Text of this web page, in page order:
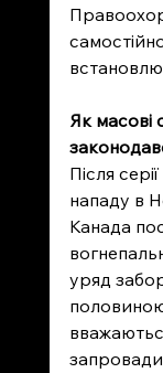
Як масові
Після
нападу в
Канада
уряд